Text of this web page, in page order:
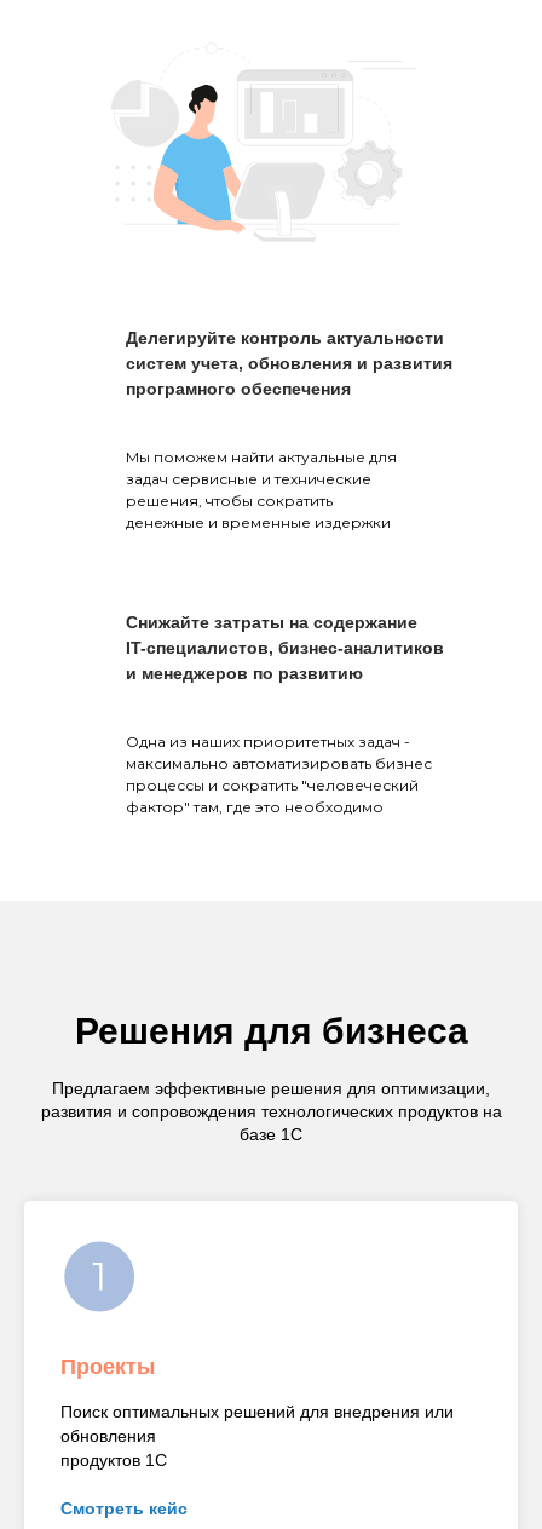
Делегируйте контроль актуальности
систем учета, обновления и развития
програмного обеспечения
Снижайте затраты на содержание
IT-специалистов, бизнес-аналитиков
и менеджеров по развитию
Мы поможем найти актуальные для
задач сервисные и технические
решения, чтобы сократить
денежные и временные издержки
Одна из наших приоритетных задач -
максимально автоматизировать бизнес
процессы и сократить "человеческий
фактор" там, где это необходимо
Решения для бизнеса
Предлагаем эффективные решения для оптимизации,
развития и сопровождения технологических продуктов на
базе 1С
Проекты
Поиск оптимальных решений для внедрения или
обновления
продуктов 1С
Смотреть кейс